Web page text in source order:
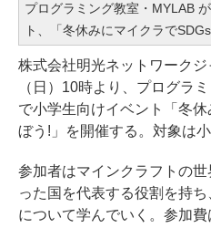
プログラミング教室・MYLAB
ト、「冬休みにマイクラでSDGs
株式会社明光ネットワーク
（日）10時より、プログラ
で小学生向けイベント「冬
ぼう!」を開催する。対象は
参加者はマインクラフトの
った国を代表する役割を持
について学んでいく。参加